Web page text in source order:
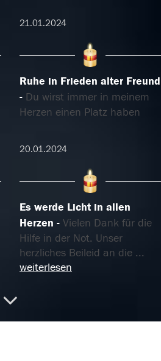
21.01.2024
Ruhe in Frieden alter Freund
Du wirst immer in meinem
Herzen einen Platz haben
20.01.2024
Es werde Licht in allen
Herzen
Vielen Dank für die
Hilfe in der Not. Unser
herzliches Beileid an die ...
weiterlesen
20.01.2024